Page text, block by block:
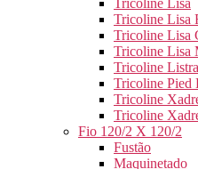
Tricoline Lisa
Tricoline Lisa
Tricoline Lisa
Tricoline Lisa
Tricoline
Tricoline Pied
Tricoline
Tricoline
Fio 120/2 X 120/2
Fustão
Maquinetado